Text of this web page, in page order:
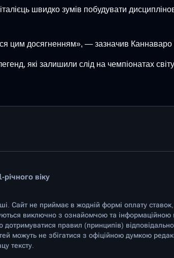
швидко зумів побудувати
цим досягненням», — зазначив Каннаваро
які залишили слід на чемпіонатах
віку
Сайт не приймає в жодній формі оплату
виключно з ознайомчою та інформаційною
правил (принципів)
можуть не збігатися з офіційною думкою
тексту.